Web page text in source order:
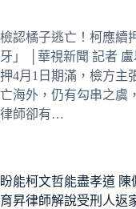
檢認橘子逃亡！柯應
牙」 │華視新聞 記者
押4月1日期滿，檢方主
亡海外，仍有勾串之虞
律師卻有…
盼能柯文哲能盡孝道
育昇律師解說受刑人返